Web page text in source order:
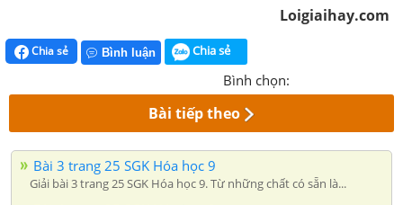
Loigiaihay.com
Chia sẻ Bình luận Chia sẻ
Bình chọn:
Bài tiếp theo
Bài 3 trang 25 SGK Hóa học 9
Giải bài 3 trang 25 SGK Hóa học 9. Từ những chất có sẵn là...